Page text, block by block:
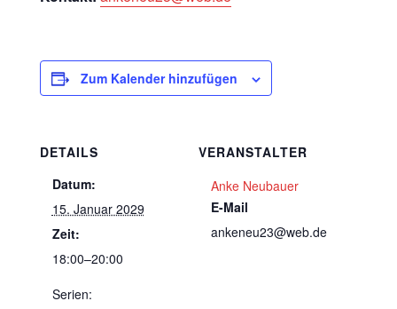
Zum Kalender hinzufügen
DETAILS
Datum:
15. Januar 2029
Zeit:
18:00–20:00
Serien:
VERANSTALTER
Anke Neubauer
E-Mail
ankeneu23@web.de